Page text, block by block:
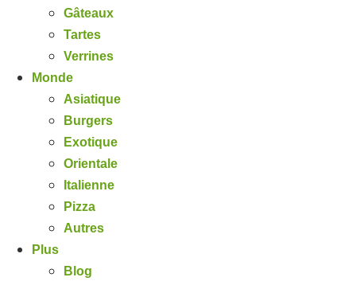
Gâteaux
Tartes
Verrines
Monde
Asiatique
Burgers
Exotique
Orientale
Italienne
Pizza
Autres
Plus
Blog